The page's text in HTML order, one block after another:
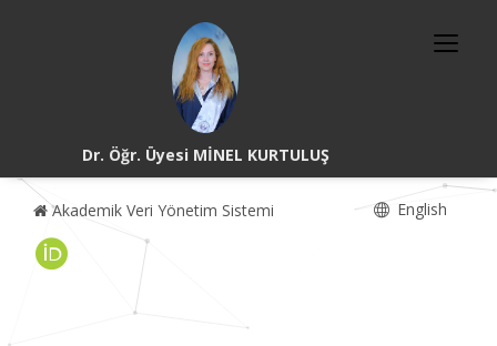
Dr. Öğr. Üyesi MİNEL KURTULUŞ
Akademik Veri Yönetim Sistemi English